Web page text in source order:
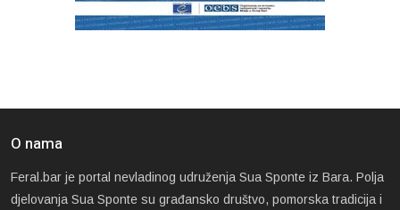
O nama
Feral.bar je portal nevladinog udruženja Sua Sponte iz Bara. Polja
djelovanja Sua Sponte su građansko društvo, pomorska tradicija i